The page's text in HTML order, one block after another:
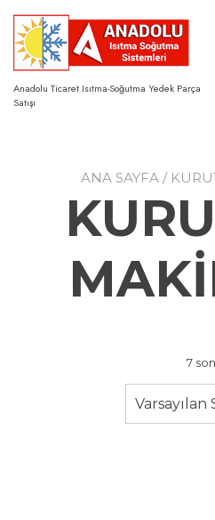
content
Anadolu Ticaret Isıtma-Soğutma Yedek Parça
Satışı
ANA SAYFA/
7
Varsayılan